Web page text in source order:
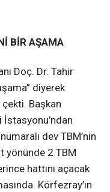
BİR AŞAMA
Doç. Dr. Tahir
diyerek
Başkan
İstasyonu’ndan
dev TBM’nin
yönünde 2 TBM
hattını açacak
Körfezray’ın